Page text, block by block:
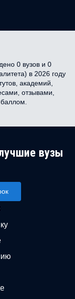
0 вузов и 0
в 2026 году
академий,
отзывами,
вузы